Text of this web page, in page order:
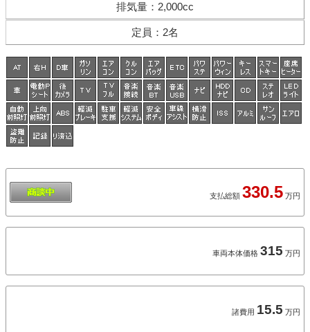
排気量 ： 2,000cc
定員 ： 2名
支払総額 330.5 万円
車両本体価格 315 万円
諸費用 15.5 万円